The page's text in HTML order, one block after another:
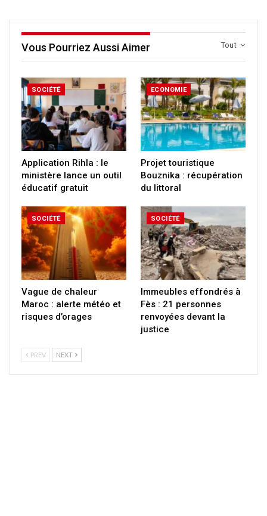
Tout
Vous Pourriez Aussi Aimer
SOCIÉTÉ
Application Rihla : le
ministère lance un outil
éducatif gratuit
ECONOMIE
Projet touristique
Bouznika : récupération
du littoral
SOCIÉTÉ
Vague de chaleur
Maroc : alerte météo et
risques d’orages
SOCIÉTÉ
Immeubles effondrés à
Fès : 21 personnes
renvoyées devant la
justice
PREV NEXT